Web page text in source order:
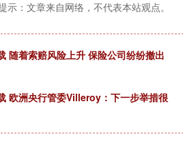
示：文章来自网络，不代表本站观点。
随着索赔风险上升 保险公司纷纷撤出
欧洲央行管委Villeroy：下一步举措很